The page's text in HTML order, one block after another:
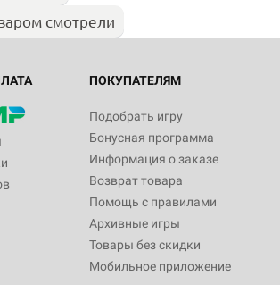
смотрели
ПОКУПАТЕЛЯМ
Подобрать игру
Бонусная программа
Информация о заказе
Возврат товара
Помощь с правилами
Архивные игры
Товары без скидки
Мобильное приложение